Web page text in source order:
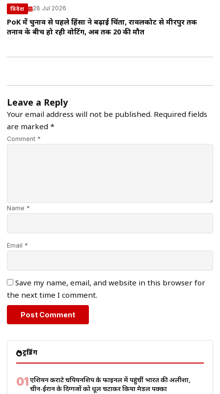
विदेश 28 Jul 2026
PoK में चुनाव से पहले हिंसा ने बढ़ाई चिंता, रावलकोट से मीरपुर तक
तनाव के बीच हो रही वोटिंग, अब तक 20 की मौत
Leave a Reply
Your email address will not be published. Required fields
are marked *
Comment *
Name *
Email *
Save my name, email, and website in this browser for
the next time I comment.
ट्रेंडिंग
01एशियन कराटे चैंपियनशिप के फाइनल में पहुंचीं भारत की अलीशा,
चीन-ईरान के दिग्गजों को धूल चटाकर किया मेडल पक्का